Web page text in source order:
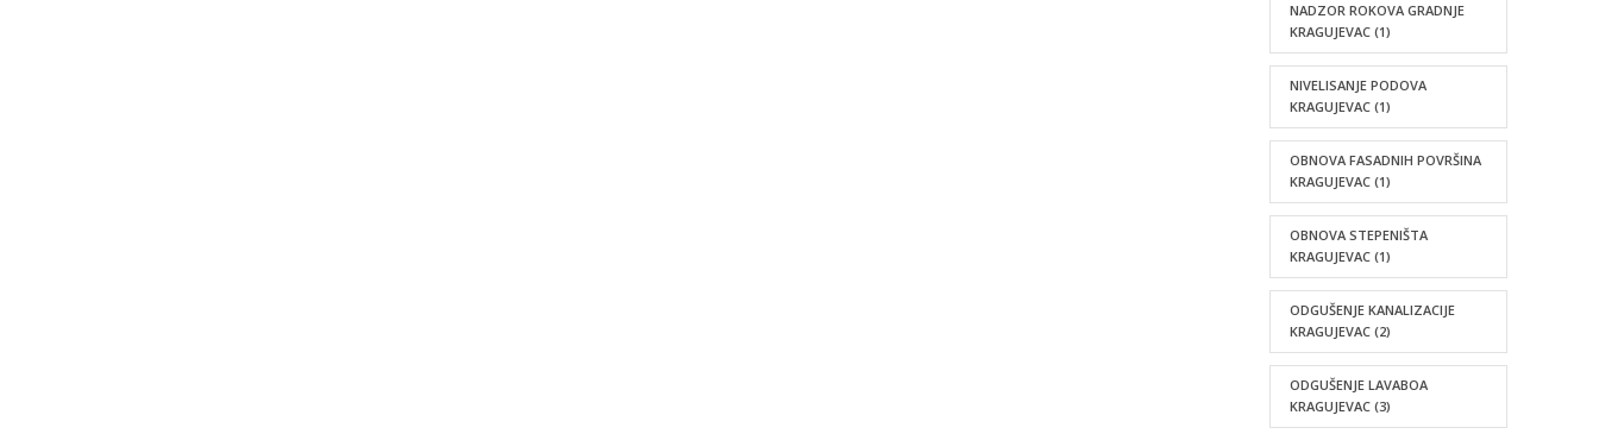
NADZOR ROKOVA GRADNJE
KRAGUJEVAC (1)
NIVELISANJE PODOVA
KRAGUJEVAC (1)
OBNOVA FASADNIH POVRŠINA
KRAGUJEVAC (1)
OBNOVA STEPENIŠTA
KRAGUJEVAC (1)
ODGUŠENJE KANALIZACIJE
KRAGUJEVAC (2)
ODGUŠENJE LAVABOA
KRAGUJEVAC (3)